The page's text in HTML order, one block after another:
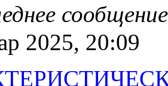
2025, 20:09